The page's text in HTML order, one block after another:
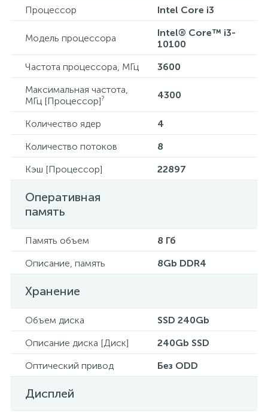
Процессор Intel Core i3
Модель процессора
Intel® Core™ i3-
10100
Частота процессора, МГц
3600
Максимальная частота,
МГц [Процессор]? 4300
Количество ядер
4
Количество потоков
8
Кэш [Процессор]
22897
Оперативная
память
Память объем
8 Гб
Описание, память
8Gb DDR4
Хранение
Объем диска
SSD 240Gb
Описание диска [Диск]
240Gb SSD
Оптический привод
Без ODD
Дисплей